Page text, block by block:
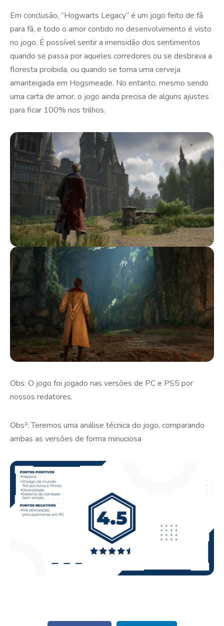
Em conclusão, “Hogwarts Legacy” é um jogo feito de fã
para fã, e todo o amor contido no desenvolvimento é visto
no jogo. É possível sentir a imensidão dos sentimentos
quando se passa por aqueles corredores ou se desbrava a
floresta proibida, ou quando se toma uma cerveja
amanteigada em Hogsmeade. No entanto, mesmo sendo
uma carta de amor, o jogo ainda precisa de alguns ajustes
para ficar 100% nos trilhos.
Obs: O jogo foi jogado nas versões de PC e PS5 por
nossos redatores.
Obs²: Teremos uma análise técnica do jogo, comparando
ambas as versões de forma minuciosa